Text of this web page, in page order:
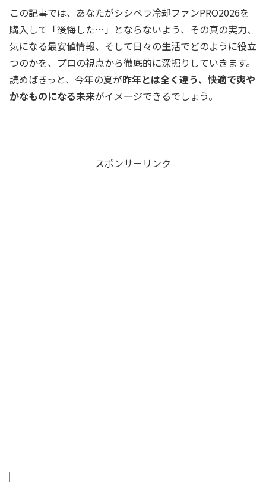
この記事では、あなたがシシベラ冷却ファンPRO2026を
購入して「後悔した…」とならないよう、その真の実力、
気になる最安値情報、そして日々の生活でどのように役立
つのかを、プロの視点から徹底的に深掘りしていきます。
読めばきっと、今年の夏が昨年とは全く違う、快適で爽や
かなものになる未来がイメージできるでしょう。
スポンサーリンク